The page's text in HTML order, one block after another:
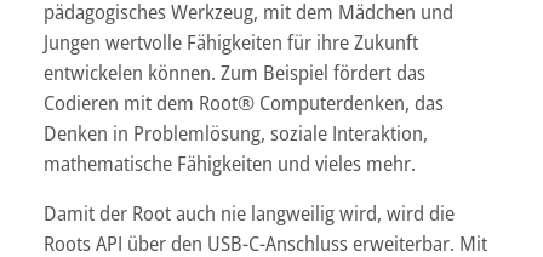
pädagogisches Werkzeug, mit dem Mädchen und
Jungen wertvolle Fähigkeiten für ihre Zukunft
entwickelen können. Zum Beispiel fördert das
Codieren mit dem Root® Computerdenken, das
Denken in Problemlösung, soziale Interaktion,
mathematische Fähigkeiten und vieles mehr.
Damit der Root auch nie langweilig wird, wird die
Roots API über den USB-C-Anschluss erweiterbar. Mit